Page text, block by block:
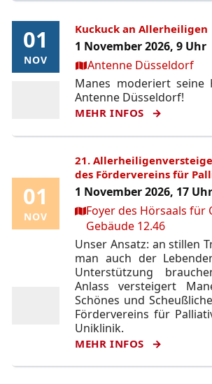
01
NOV
01
NOV
Kuckuck an Allerheiligen
1 November 2026, 9 Uhr
Ort:Antenne Düsseldorf
Manes moderiert seine
Antenne Düsseldorf!
MEHR INFOS
01
NOV
01
NOV
21.
des Fördervereins für
1 November 2026, 17 Uhr
Ort:Foyer des Hörsaals für
Gebäude 12.46
Unser Ansatz: an stillen
man auch der
Unterstützung
Anlass versteigert
Schönes und
Fördervereins für
Uniklinik.
MEHR INFOS